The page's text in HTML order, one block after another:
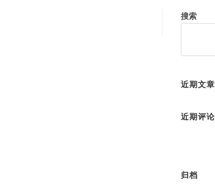
搜索
近期文章
近期评论
归档